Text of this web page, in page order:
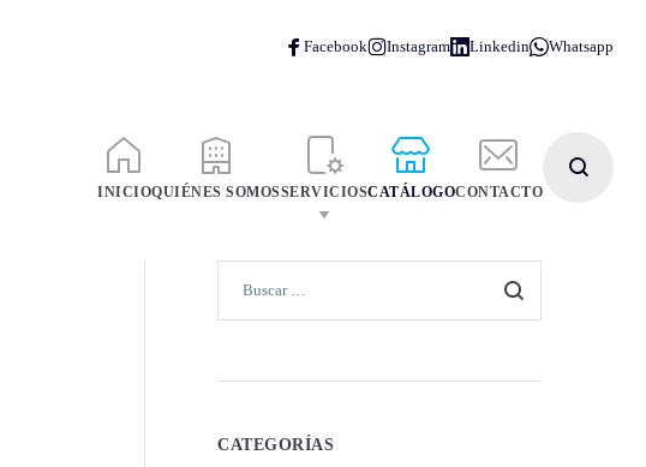
INICIOQUIÉNES SOMOSSERVICIOSCATÁLOGOCONTACTO
CATEGORÍAS